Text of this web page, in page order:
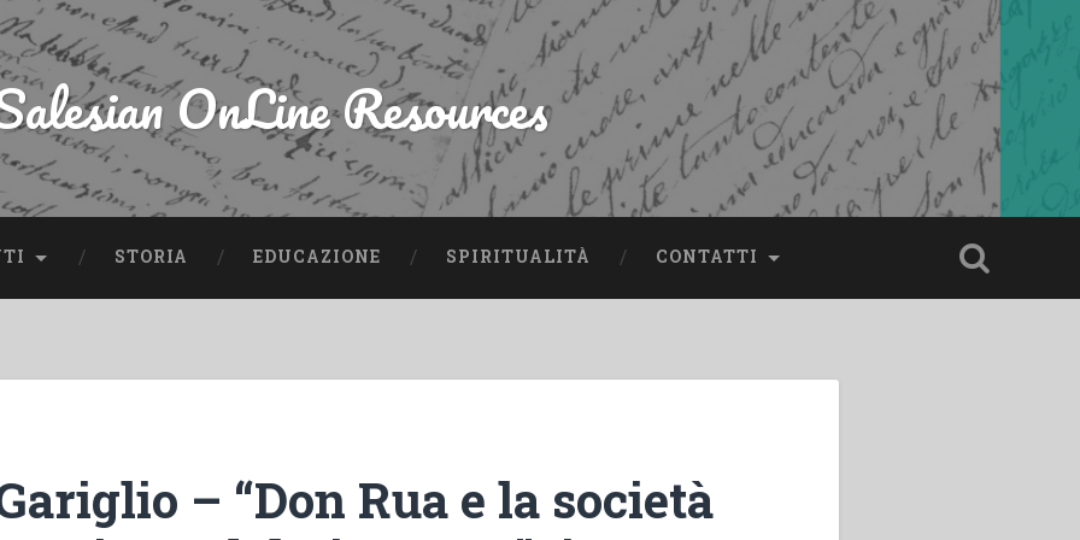
OnLine Resources
STORIA EDUCAZIONE SPIRITUALITÀ CONTATTI
– “Don Rua e la società